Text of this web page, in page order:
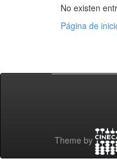
No existen
Página de
Theme by